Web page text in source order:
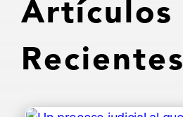
Artículos
Recientes